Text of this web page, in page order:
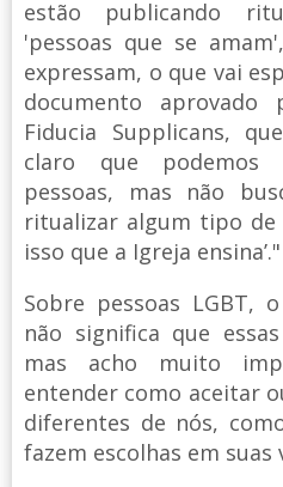
estão publicando
'pessoas que se
expressam, o que vai
documento aprovado
Fiducia Supplicans,
claro que podemos
pessoas, mas não
ritualizar algum tipo de
isso que a Igreja ensina’."
Sobre pessoas LGBT,
não significa que
mas acho muito
entender como aceitar
diferentes de nós,
fazem escolhas em suas